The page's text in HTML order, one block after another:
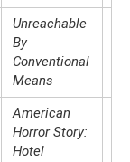
Unreachable
By
Conventional
Means
American
Horror Story:
Hotel